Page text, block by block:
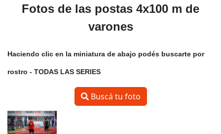
Fotos de las postas 4x100 m de
varones
Haciendo clic en la miniatura de abajo podés buscarte por
rostro - TODAS LAS SERIES
Buscá tu foto